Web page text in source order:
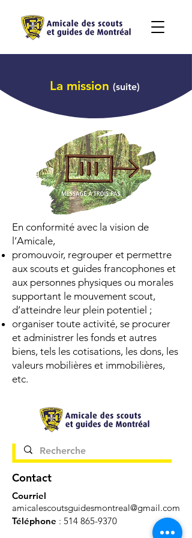
La mission (suite)
En conformité avec la vision de
l’Amicale,
promouvoir, regrouper et permettre
aux scouts et guides francophones et
aux personnes physiques ou morales
supportant le mouvement scout,
d’atteindre leur plein potentiel ;
organiser toute activité, se procurer
et administrer les fonds et autres
biens, tels les cotisations, les dons, les
valeurs mobilières et immobilières,
etc.
Contact
Courriel
amicalescoutsguidesmontreal@gmail.com
Téléphone : 514 865-9370